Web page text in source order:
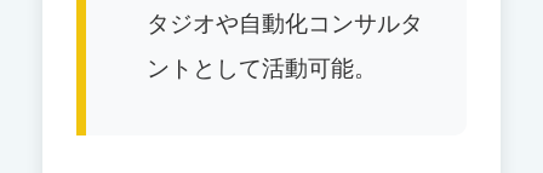
タジオや自動化コンサルタ
ントとして活動可能。